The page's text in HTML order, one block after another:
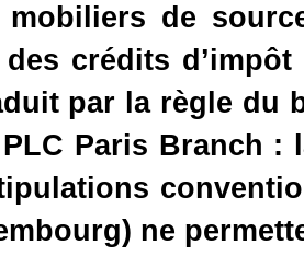
de
des crédits
par la règle du
Paris Branch :
ne